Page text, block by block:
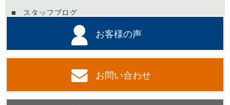
スタッフブログ
お客様の声
お問い合わせ